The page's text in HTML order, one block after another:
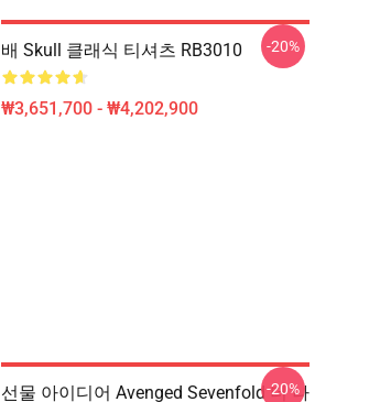
배 Skull 클래식 티셔츠 RB3010
₩3,651,700 - ₩4,202,900
-20%
선물 아이디어 Avenged Sevenfold 더 나
-20%